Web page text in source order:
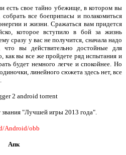
есть свое тайно убежище, в котором вы
все боеприпасы и полакомиться
и жизни. Сражаться вам придется
которое вступило в бой за жизнь
сразу у вас не получится, сначала надо
что вы действительно достойные для
как вы все же пройдете ряд испытания и
будет немного легче и спокойнее. Но
линейного сюжета здесь нет, все
"Лучшей игры 2013 года".
Android/obb
Апк